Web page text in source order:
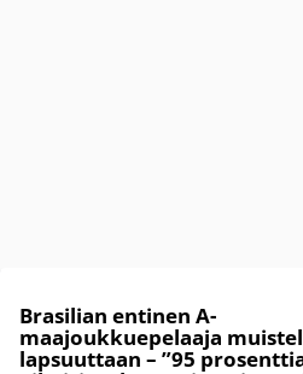
Brasilian entinen A-
maajoukkuepelaaja
lapsuuttaan – ”95